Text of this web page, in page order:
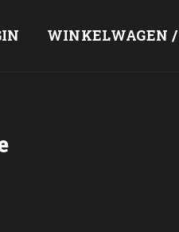
WINKELWAGEN /